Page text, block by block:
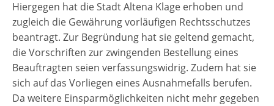
Hiergegen hat die Stadt Altena Klage erhoben und
zugleich die Gewährung vorläufigen Rechtsschutzes
beantragt. Zur Begründung hat sie geltend gemacht,
die Vorschriften zur zwingenden Bestellung eines
Beauftragten seien verfassungswidrig. Zudem hat sie
sich auf das Vorliegen eines Ausnahmefalls berufen.
Da weitere Einsparmöglichkeiten nicht mehr gegeben